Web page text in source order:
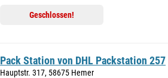
Geschlossen!
Pack Station von DHL Packstation 257
Hauptstr. 317, 58675 Hemer